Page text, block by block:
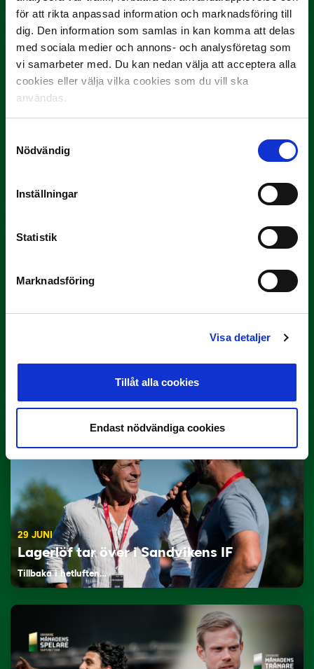
för att rikta anpassad information och marknadsföring till
dig. Den information som samlas in kan komma att delas
med sociala medier och annons- och analysföretag som
vi samarbeter med. Du kan nedan välja att acceptera alla
cookies eller välja vilka cookies som du vill ska
användas.
Nödvändig
Inställningar
Statistik
Marknadsföring
Visa detaljer
Tillåt alla cookies
Endast nödvändiga cookies
3 JULI
Yttrar gör…
Rösta på Månadens Tränare i juni
29 JUNI
Lagerlöf tar över i Sandvikens IF
Tillbaka i hetluften…